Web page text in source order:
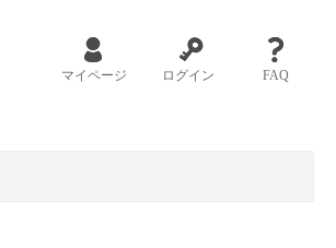
マイページ ログイン FAQ